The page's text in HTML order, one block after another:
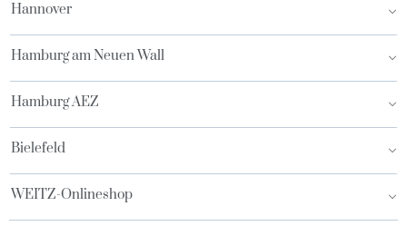
Hannover
Hamburg am Neuen Wall
Hamburg AEZ
Bielefeld
WEITZ-Onlineshop